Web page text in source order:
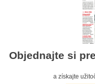
Objednajte si
a získajte